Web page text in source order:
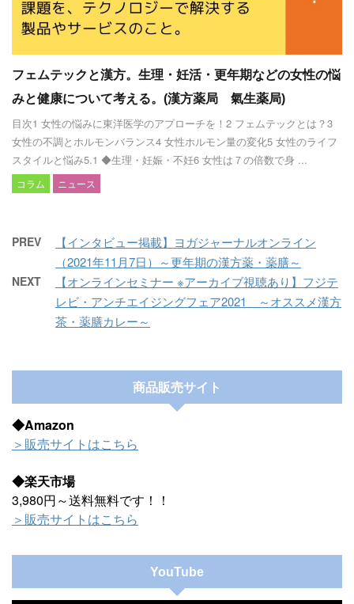
フェムテックと漢方。生理・妊活・更年期などの女性の悩
みと健康について考える。(漢方薬局 氣生薬局)
目次1 女性の悩みに東洋医学のアプローチを！2 フェムテックとは？3
女性の不調とホルモンバランス4 女性ホルモン量の変化5 女性のライフ
スタイルと悩み5.1 ◆生理・妊娠・不妊6 女性は７の倍数で身 ...
コラム ニュース
PREV
【インタビュー掲載】ヨガジャーナルオンライン
（2021年11月7日）～更年期の漢方薬・薬膳～
NEXT
【オンラインセミナー ※アーカイブ視聴あり】フジテ
レビ・アンチエイジングフェア2021 ～オススメ漢方
茶・薬膳カレー～
商品販売サイト
◆Amazon
＞販売サイトはこちら
◆楽天市場
3,980円～送料無料です！！
＞販売サイトはこちら
YouTube